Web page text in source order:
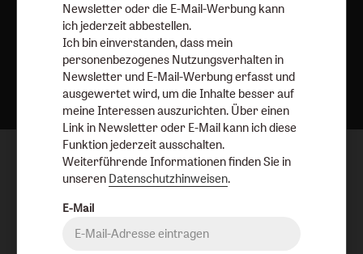
Nach oben
Newsletter oder die E-Mail-Werbung kann
ich jederzeit abbestellen.
Ich bin einverstanden, dass mein
personenbezogenes Nutzungsverhalten in
Newsletter und E-Mail-Werbung erfasst und
ausgewertet wird, um die Inhalte besser auf
meine Interessen auszurichten. Über einen
Link in Newsletter oder E-Mail kann ich diese
Funktion jederzeit ausschalten.
Weiterführende Informationen finden Sie in
unseren Datenschutzhinweisen.
E-Mail